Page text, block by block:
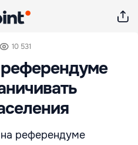
10 531
референдуме